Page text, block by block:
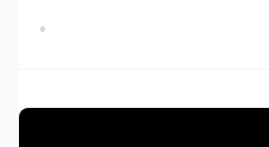
•